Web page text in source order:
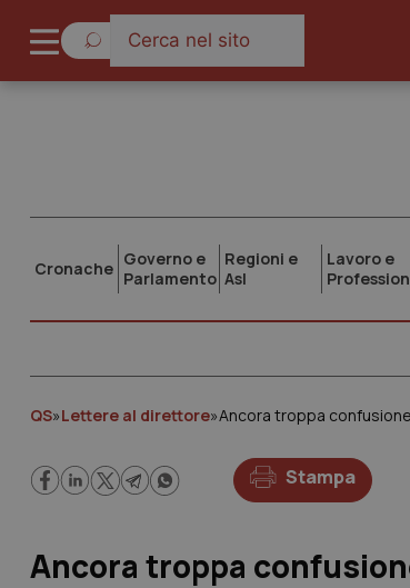
Cronache Governo e
Parlamento
Regioni e
Asl
Lavoro e
QS»Lettere al direttore»Ancora troppa
Stampa
Ancora troppa